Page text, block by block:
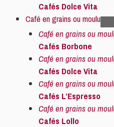
Cafés Dolce Vita
Café en grains ou moulu
Café en grains ou
Cafés Borbone
Café en grains ou
Cafés Dolce Vita
Café en grains ou
Cafés L’Espresso
Café en grains ou
Cafés Lollo